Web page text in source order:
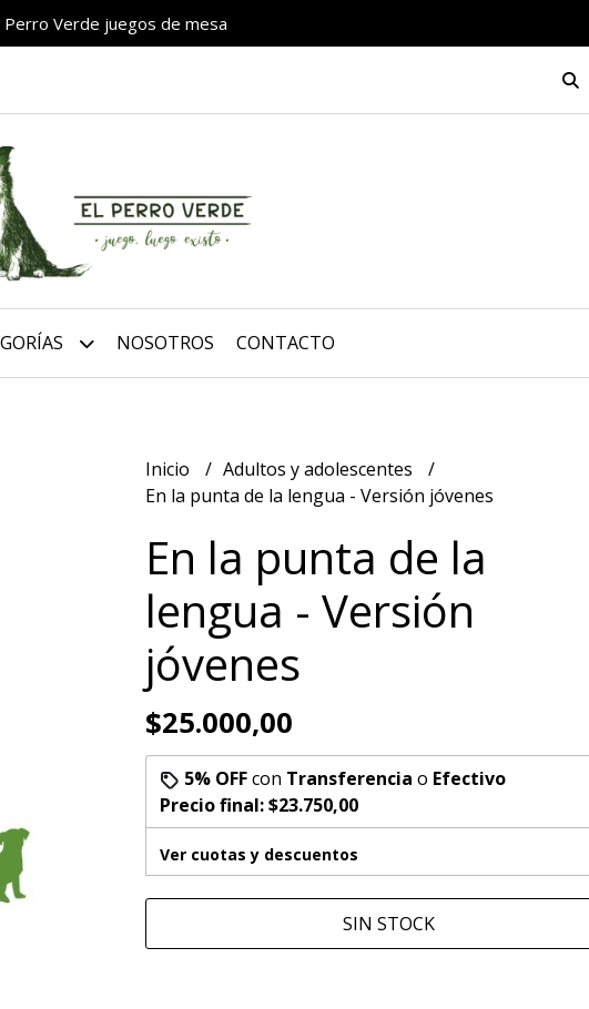
Perro Verde juegos de mesa
NOSOTROS CONTACTO
Inicio
Adultos y adolescentes
En la punta de la lengua - Versión jóvenes
En la punta de la
lengua - Versión
jóvenes
$25.000,00
5% OFFcon Transferencia o Efectivo
Precio final:$23.750,00
Ver cuotas y descuentos
SIN STOCK